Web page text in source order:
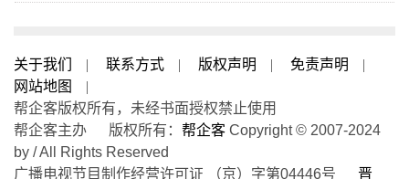
关于我们 | 联系方式 | 版权声明 | 免责声明
|
网站地图
|
帮企客版权所有，未经书面授权禁止使用
帮企客主办 版权所有： 帮企客 Copyright © 2007-2024
by / All Rights Reserved
广播电视节目制作经营许可证 （京）字第04446号 晋